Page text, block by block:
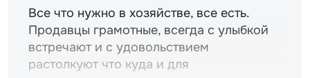
Все что нужно в хозяйстве, все есть.
Продавцы грамотные, всегда с улыбкой
встречают и с удовольствием
растолкуют что куда и для